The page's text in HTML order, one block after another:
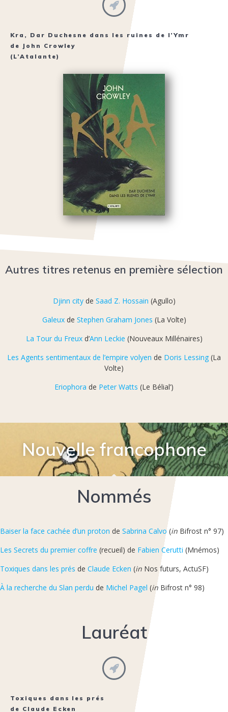
Kra, Dar Duchesne dans les ruines de l’Ymr
de John Crowley
(L’Atalante)
Autres titres retenus en première sélection
Djinn cityde Saad Z. Hossain (Agullo)
Galeuxde Stephen Graham Jones (La Volte)
La Tour du Freuxd’Ann Leckie (Nouveaux Millénaires)
Les Agents sentimentaux de l’empire volyen de Doris Lessing (La
Volte)
Eriophora de Peter Watts (Le Bélial’)
Nouvelle francophone
Nommés
Baiser la face cachée d’un proton de Sabrina Calvo (in Bifrost n° 97)
Les Secrets du premier coffre (recueil) de Fabien Cerutti (Mnémos)
Toxiques dans les prés de Claude Ecken (in Nos futurs, ActuSF)
À la recherche du Slan perdu de Michel Pagel (in Bifrost n° 98)
Lauréat
Toxiques dans les prés
de Claude Ecken